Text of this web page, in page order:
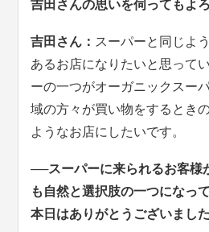
吉田さんの思いを伺ってもよ
吉田さん： スーパーと同じよ
あるお店になりたいと思って
ーの一つがオーガニックスー
域の方々が買い物をするとき
ようなお店にしたいです。
──スーパーに来られるお客様
も自然と選択肢の一つになっ
本日はありがとうございました